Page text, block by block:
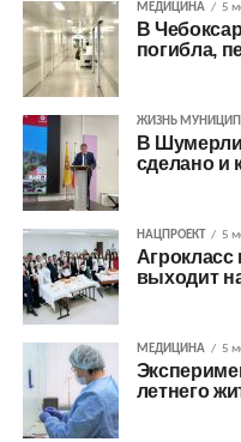
МЕДИЦИНА 5
В
погибла,
ЖИЗНЬ
В
сделано и
НАЦПРОЕКТ 5
выходит
МЕДИЦИНА 5
летнего